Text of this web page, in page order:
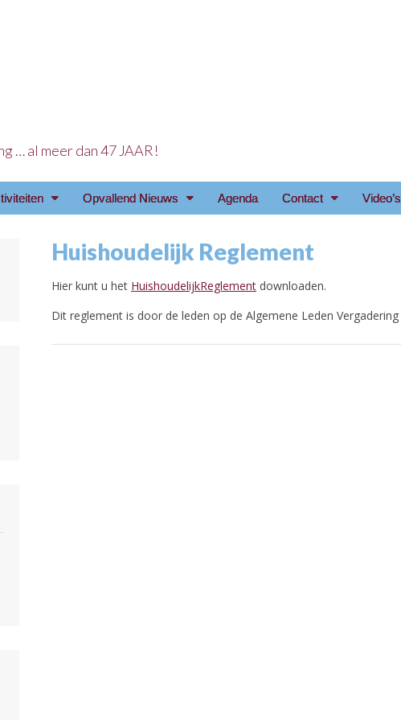
Vereniging
… al meer dan 47 JAAR!
Opvallend Nieuws Agenda Contact Video’s
Huishoudelijk Reglement
Hier kunt u het HuishoudelijkReglement downloaden.
Dit reglement is door de leden op de Algemene Leden